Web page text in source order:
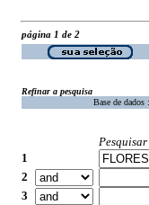
página 1 de 2
Refinar a pesquisa
Base de dados :
Pesquisar
1
2
3